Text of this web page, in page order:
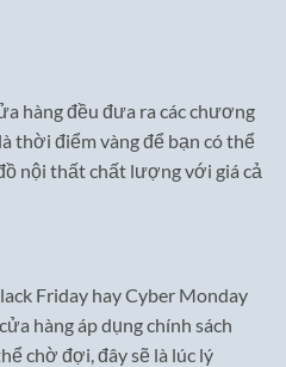
hàng đều đưa ra các chương
thời điểm vàng để bạn có thể
nội thất chất lượng với giá cả
Friday hay Cyber Monday
hàng áp dụng chính sách
chờ đợi, đây sẽ là lúc lý